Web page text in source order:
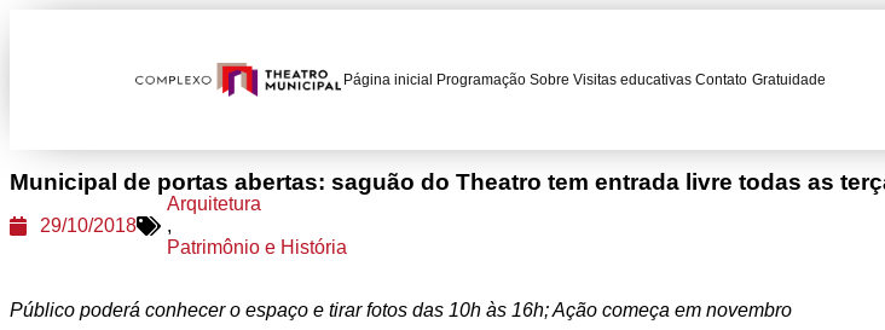
Página inicial Programação Sobre Visitas educativas Contato Gratuidade
Municipal de portas abertas: saguão do Theatro tem entrada livre todas as
29/10/2018
Arquitetura
,
Patrimônio e História
Público poderá conhecer o espaço e tirar fotos das 10h às 16h; Ação começa em novembro